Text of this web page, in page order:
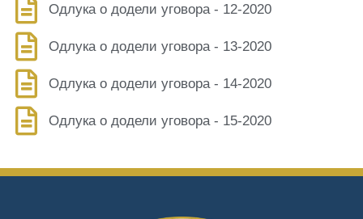
Управа
Услуге
Писмо
Одлука о додели уговора - 12-2020
Одлука о додели уговора - 13-2020
Одлука о додели уговора - 14-2020
Одлука о додели уговора - 15-2020